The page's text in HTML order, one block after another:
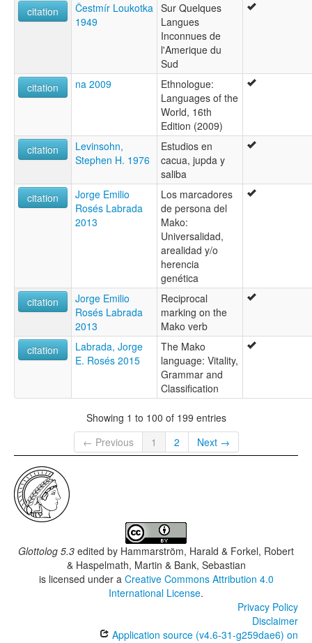
citation
Čestmír Loukotka
1949
Sur Quelques
Langues
Inconnues de
l'Amerique du
Sud
citation
na 2009
Ethnologue:
Languages of the
World, 16th
Edition (2009)
citation
Levinsohn,
Stephen H. 1976
Estudios en
cacua, jupda y
saliba
citation
Jorge Emilio
Rosés Labrada
2013
Los marcadores
de persona del
Mako:
Universalidad,
arealidad y/o
herencia
genética
citation
Jorge Emilio
Rosés Labrada
2013
Reciprocal
marking on the
Mako verb
citation
Labrada, Jorge
E. Rosés 2015
The Mako
language: Vitality,
Grammar and
Classification
Showing 1 to 100 of 199 entries
← Previous
1 2 Next →
Glottolog 5.3 edited by Hammarström, Harald & Forkel, Robert
& Haspelmath, Martin & Bank, Sebastian
is licensed under a Creative Commons Attribution 4.0
International License.
Privacy Policy
Disclaimer
Application source (v4.6-31-g259dae6) on